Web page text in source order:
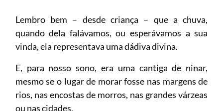
Lembro bem – desde criança – que a chuva,
quando dela falávamos, ou esperávamos a sua
vinda, ela representava uma dádiva divina.
E, para nosso sono, era uma cantiga de ninar,
mesmo se o lugar de morar fosse nas margens de
rios, nas encostas de morros, nas grandes várzeas
ou nas cidades.